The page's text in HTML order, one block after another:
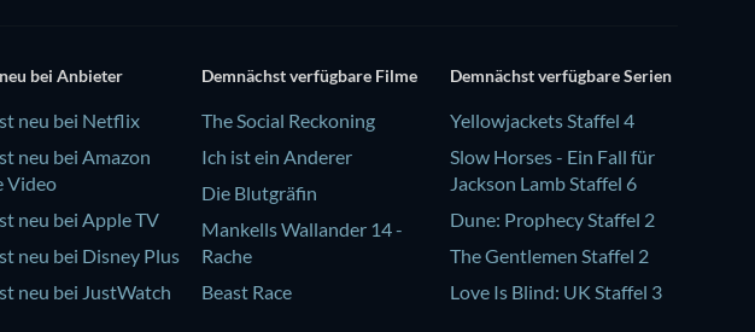
bei Anbieter
neu bei Netflix
neu bei Amazon
Video
neu bei Apple TV
neu bei Disney Plus
neu bei JustWatch
Demnächst verfügbare Filme
The Social Reckoning
Ich ist ein Anderer
Die Blutgräfin
Mankells Wallander 14 -
Rache
Beast Race
Demnächst verfügbare Serien
Yellowjackets Staffel 4
Slow Horses - Ein Fall für
Jackson Lamb Staffel 6
Dune: Prophecy Staffel 2
The Gentlemen Staffel 2
Love Is Blind: UK Staffel 3